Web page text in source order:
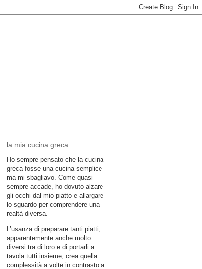
la mia cucina greca
Ho sempre pensato che la cucina
greca fosse una cucina semplice
ma mi sbagliavo. Come quasi
sempre accade, ho dovuto alzare
gli occhi dal mio piatto e allargare
lo sguardo per comprendere una
realtà diversa.
L’usanza di preparare tanti piatti,
apparentemente anche molto
diversi tra di loro e di portarli a
tavola tutti insieme, crea quella
complessità a volte in contrasto a